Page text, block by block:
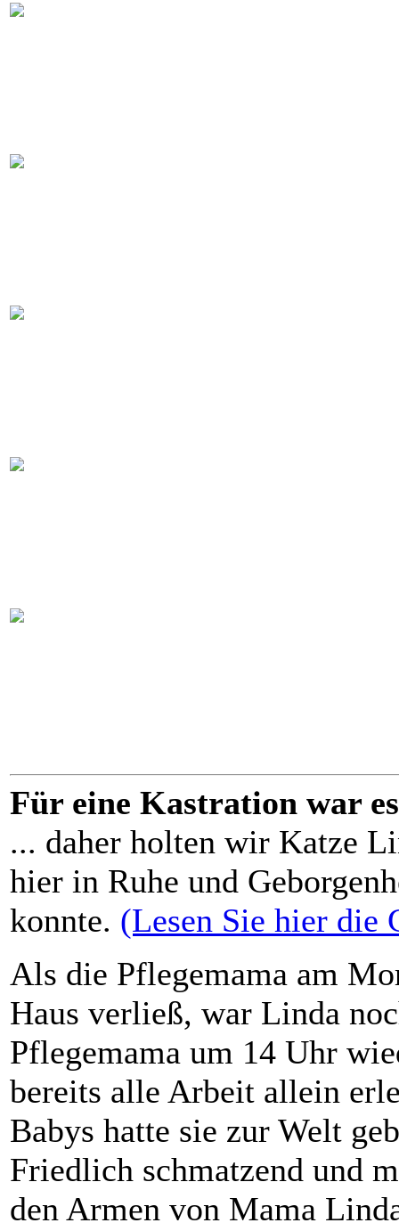
Für eine Kastration war
... daher holten wir Katze
hier in Ruhe und
konnte. (Lesen Sie hier die
Als die Pflegemama am
Haus verließ, war Linda
Pflegemama um 14 Uhr
bereits alle Arbeit allein
Babys hatte sie zur Welt
Friedlich schmatzend und
den Armen von Mama